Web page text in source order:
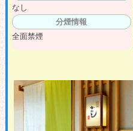
なし
分煙情報
全面禁煙